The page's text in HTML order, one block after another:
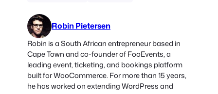
Robin Pietersen
Robin is a South African entrepreneur based in
Cape Town and co-founder of FooEvents, a
leading event, ticketing, and bookings platform
built for WooCommerce. For more than 15 years,
he has worked on extending WordPress and